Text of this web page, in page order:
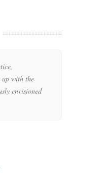
up with the
envisioned